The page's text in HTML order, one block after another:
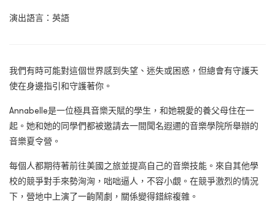
演出語言：英語
我們有時可能對這個世界感到失望、迷失或困惑，但總會有守護天
使在身邊指引和守護著你。
Annabelle是一位極具音樂天賦的學生，和她親愛的養父母住在一
起。她和她的同學們都被邀請去一間聞名遐邇的音樂學院所舉辦的
音樂夏令營。
每個人都期待著前往美國之旅並提高自己的音樂技能。來自其他學
校的競爭對手來勢洶洶，咄咄逼人，不容小覷。在競爭激烈的情況
下，營地中上演了一齣鬧劇，關係變得錯綜複雜。